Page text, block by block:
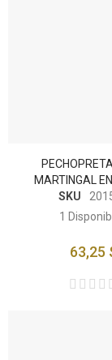
MARTINGAL
SKU
1
63,25